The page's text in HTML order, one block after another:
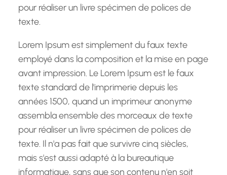
pour réaliser un livre spécimen de polices de
texte.
Lorem Ipsum est simplement du faux texte
employé dans la composition et la mise en page
avant impression. Le Lorem Ipsum est le faux
texte standard de l'imprimerie depuis les
années 1500, quand un imprimeur anonyme
assembla ensemble des morceaux de texte
pour réaliser un livre spécimen de polices de
texte. Il n'a pas fait que survivre cinq siècles,
mais s'est aussi adapté à la bureautique
informatique, sans que son contenu n'en soit